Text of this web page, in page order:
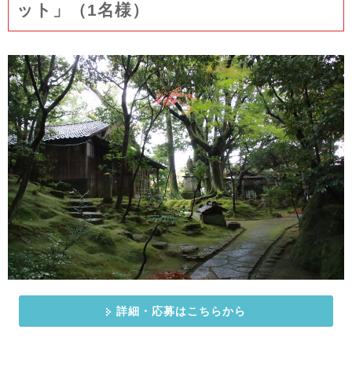
ット」（1名様）
詳細・応募はこちらから